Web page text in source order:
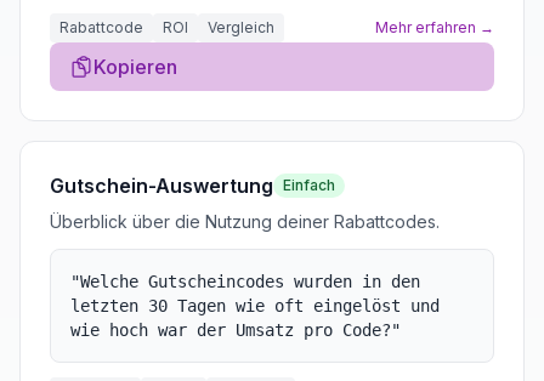
Rabattcode ROI Vergleich Mehr erfahren →
Kopieren
Gutschein-Auswertung Einfach
Überblick über die Nutzung deiner Rabattcodes.
"Welche Gutscheincodes wurden in den
letzten 30 Tagen wie oft eingelöst und
wie hoch war der Umsatz pro Code?"